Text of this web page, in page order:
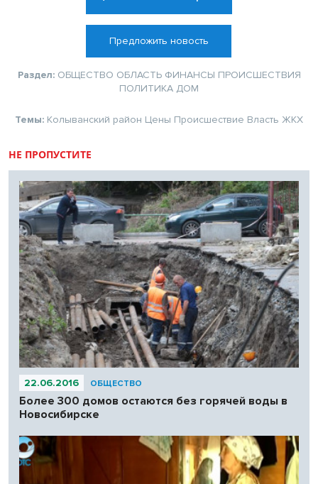
Предложить новость
Раздел: ОБЩЕСТВО ОБЛАСТЬ ФИНАНСЫ ПРОИСШЕСТВИЯ
ПОЛИТИКА ДОМ
Темы: Колыванский район Цены Происшествие Власть ЖКХ
НЕ ПРОПУСТИТЕ
22.06.2016 ОБЩЕСТВО
Более 300 домов остаются без горячей воды в
Новосибирске